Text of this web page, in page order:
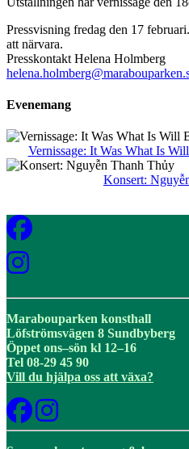
Pressvisning fredag den 17
att närvara.
Presskontakt Helena Holmberg
Evenemang
Vernissage: It Was What Is
Konsert:
Marabouparken konsthall
Löfströmsvägen 8 Sundbyberg
Öppet ons–sön kl 12–16
Tel 08-29 45 90
Vill du hjälpa oss att växa?